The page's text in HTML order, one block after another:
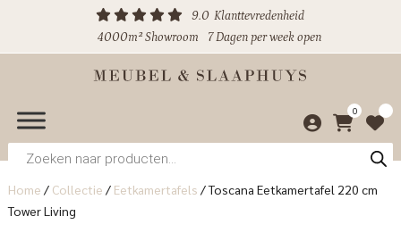
9.0 Klanttevredenheid
4000m² Showroom
7 Dagen per week open
0
Producten
zoeken
Home / Collectie / Eetkamertafels /Toscana Eetkamertafel 220 cm
Tower Living